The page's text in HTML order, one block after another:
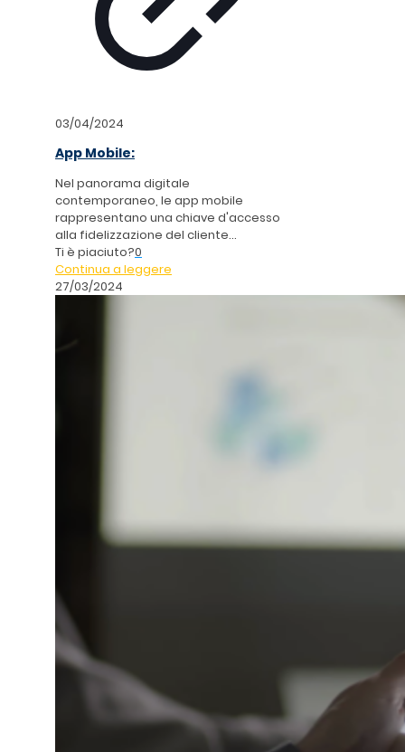
03/04/2024
App Mobile:
Nel panorama digitale
contemporaneo, le app mobile
rappresentano una chiave d'accesso
alla fidelizzazione del cliente...
Ti è piaciuto?0
Continua a leggere
27/03/2024